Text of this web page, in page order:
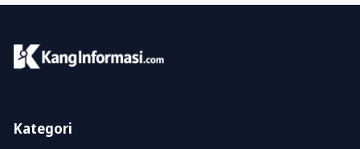
Kategori